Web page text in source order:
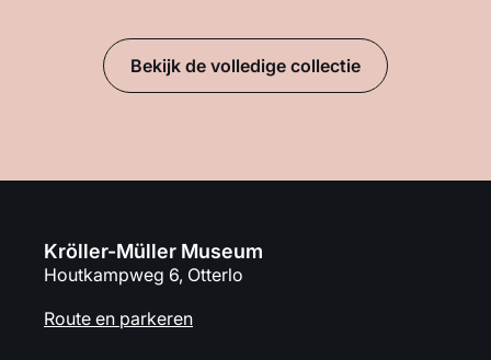
Bekijk de volledige collectie
Kröller-Müller Museum
Houtkampweg 6, Otterlo
Route en parkeren